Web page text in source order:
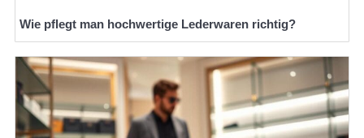
Wie pflegt man hochwertige Lederwaren richtig?